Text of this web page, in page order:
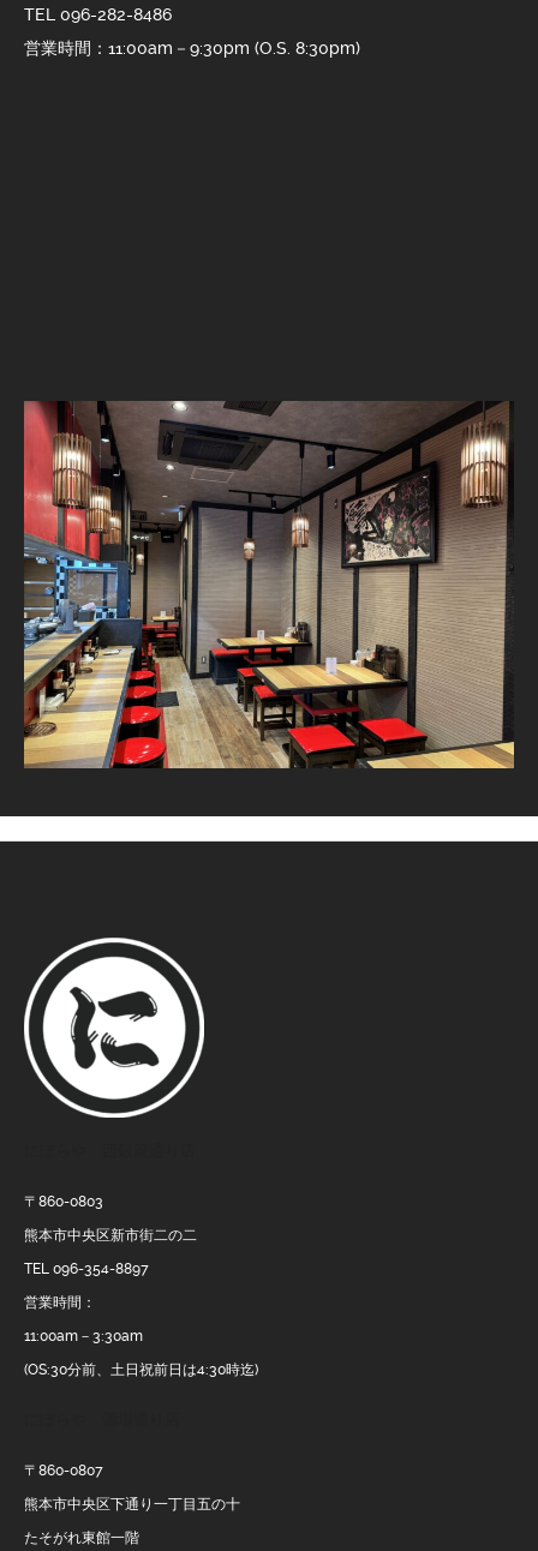
TEL 096-282-8486
営業時間：11:00am－9:30pm (O.S. 8:30pm)
〒860-0803
熊本市中央区新市街二の二
TEL 096-354-8897
営業時間：
11:00am－3:30am
(OS:30分前、土日祝前日は4:30時迄)
〒860-0807
熊本市中央区下通り一丁目五の十
たそがれ東館一階